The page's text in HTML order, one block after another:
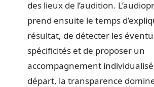
des lieux de l’audition.
prend ensuite le temps
résultat, de détecter les
spécificités et de proposer un
accompagnement
départ, la transparence